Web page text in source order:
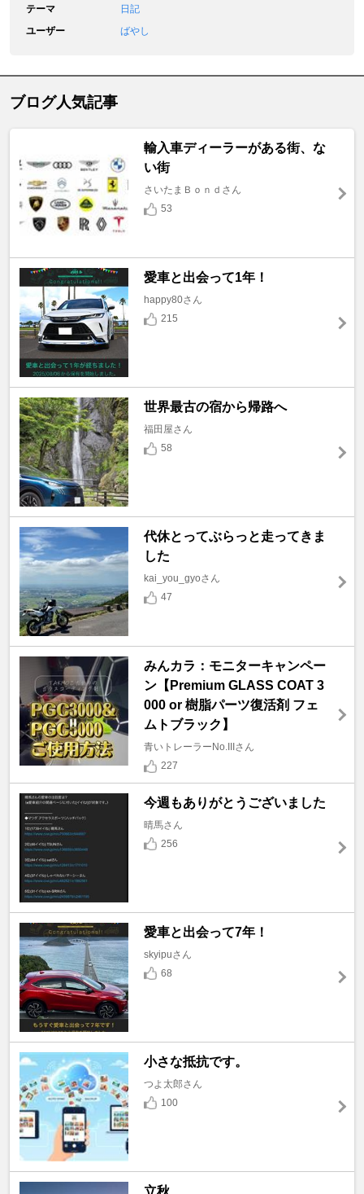
テーマ
日記
ユーザー
ばやし
ブログ人気記事
輸入車ディーラーがある街、な
い街
さいたまＢｏｎｄさん
53
愛車と出会って1年！
happy80さん
215
世界最古の宿から帰路へ
福田屋さん
58
代休とってぶらっと走ってきま
した
kai_you_gyoさん
47
みんカラ：モニターキャンペー
ン【Premium GLASS COAT 3
000 or 樹脂パーツ復活剤 フェ
ムトブラック】
青いトレーラーNo.IIIさん
227
今週もありがとうございました
晴馬さん
256
愛車と出会って7年！
skyipuさん
68
小さな抵抗です。
つよ太郎さん
100
立秋